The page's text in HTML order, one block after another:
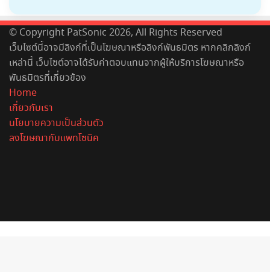
© Copyright PatSonic 2026, All Rights Reserved
เว็บไซต์นี้อาจมีลิงก์ที่เป็นโฆษณาหรือลิงก์พันธมิตร หากคลิกลิงก์
เหล่านี้ เว็บไซต์อาจได้รับค่าตอบแทนจากผู้ให้บริการโฆษณาหรือ
พันธมิตรที่เกี่ยวข้อง
Home
เกี่ยวกับเรา
นโยบายความเป็นส่วนตัว
ลงโฆษณากับแพทโซนิค